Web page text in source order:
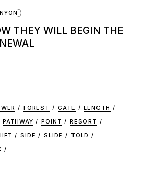
THEY WILL BEGIN THE
FOREST GATE
LENGTH
PATHWAY POINT
RESORT
SIDE SLIDE
TOLD